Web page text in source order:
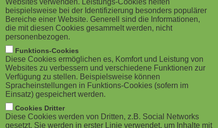
M
o
b
i
l
e
g
a
o
n
Wellington (Neuseeland), Juni 2020 - Totara
gab jetzt bekannt, dass seine Eigentümer
einen Kaufvertrag mit der in Sydney
ansässigen Private Equity-Gesellschaft Five V Capital
abgeschlossen haben, wonach Five V eine
Mehrheitsbeteiligung an Totara erwerben wird. Der
Geschäftsbetrieb und das Management von Totara
bleiben unverändert. Richard Wyles bleibt weiterhin
Chief Executive Officer.
Websites verwenden. Leistungs-Cookies helfen
beispielsweise bei der Identifizierung besonders populärer
Bereiche einer Website. Generell sind die Informationen,
die mit diesen Cookies gesammelt werden, nicht
personenbezogen.
Funktions-Cookies
Diese Cookies ermöglichen es, Komfort und Leistung von
Websites zu verbessern und verschiedene Funktionen zur
Verfügung zu stellen. Beispielsweise können
Spracheinstellungen in Funktions-Cookies (sofern im
Einsatz) gespeichert werden.
Cookies Dritter
Diese Cookies werden von Dritten, z.B. Social Networks
gesetzt. Sie werden in erster Linie verwendet, um Inhalte mit